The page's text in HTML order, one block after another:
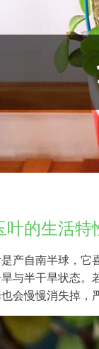
叶的生活特
产自南半球，它
旱与半干旱状态。
会慢慢消失掉，